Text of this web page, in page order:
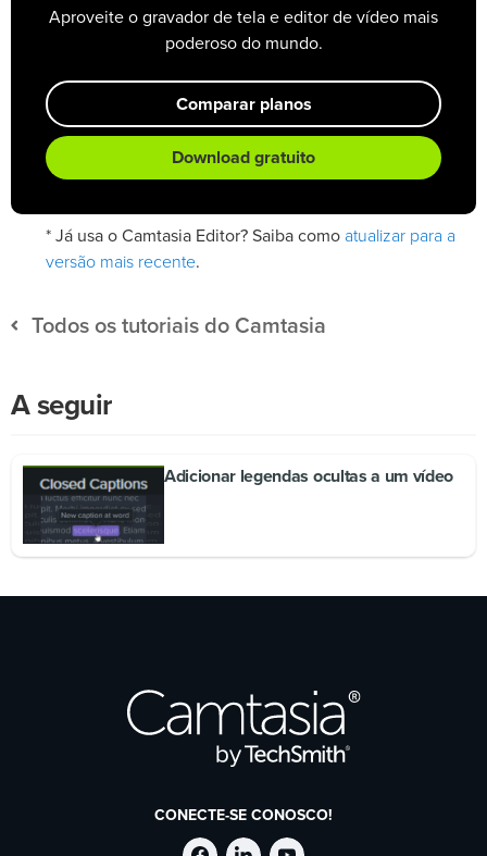
Aproveite o gravador de tela e editor de vídeo mais
poderoso do mundo.
Comparar planos
Download gratuito
* Já usa o Camtasia Editor? Saiba como atualizar para a
versão mais recente.
Todos os tutoriais do Camtasia
A seguir
Adicionar legendas ocultas a um vídeo
CONECTE-SE CONOSCO!